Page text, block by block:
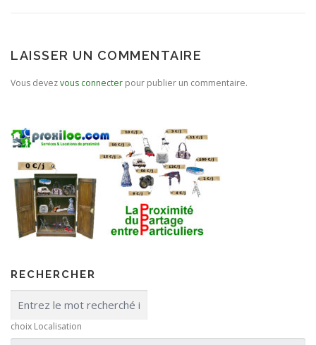
LAISSER UN COMMENTAIRE
Vous devezvous connecter pour publier un commentaire.
RECHERCHER
choix Localisation